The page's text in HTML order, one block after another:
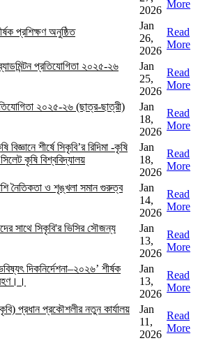
2026
More
প্রশিক্ষণ অনুষ্ঠিত
Jan
26,
2026
Read
More
প্রতিযোগিতা ২০২৫-২৬
Jan
25,
2026
Read
More
২০২৫-২৬ (ছাত্র-ছাত্রী)
Jan
18,
2026
Read
More
শীর্ষে সিকৃবি’র রিদিমা -কৃষি
কৃষি বিশ্ববিদ্যালয়
Jan
18,
2026
Read
More
নৈতিকতা ও শৃঙ্খলা সমান গুরুত্ব
Jan
14,
2026
Read
More
সাথে সিকৃবি'র ভিসির সৌজন্য
Jan
13,
2026
Read
More
দিকনির্দেশনা–২০২৬’ শীর্ষক
Jan
13,
2026
Read
More
প্রধান প্রকৌশলীর নতুন কার্যালয়
Jan
11,
2026
Read
More